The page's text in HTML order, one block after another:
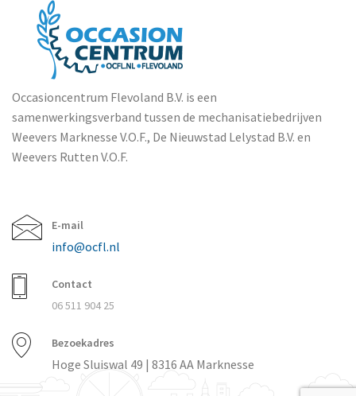
Occasioncentrum Flevoland B.V. is een
samenwerkingsverband tussen de mechanisatiebedrijven
Weevers Marknesse V.O.F., De Nieuwstad Lelystad B.V. en
Weevers Rutten V.O.F.
E-mail
info@ocfl.nl
Contact
06 511 904 25
Bezoekadres
Hoge Sluiswal 49 | 8316 AA Marknesse